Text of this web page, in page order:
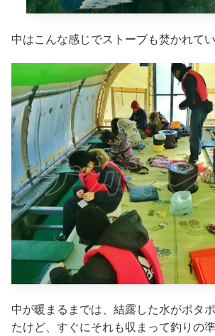
中はこんな感じでストーブも焚かれてい
中が暖まるまでは、結露した水がポタ
たけど、すぐにそれも収まって釣りの準